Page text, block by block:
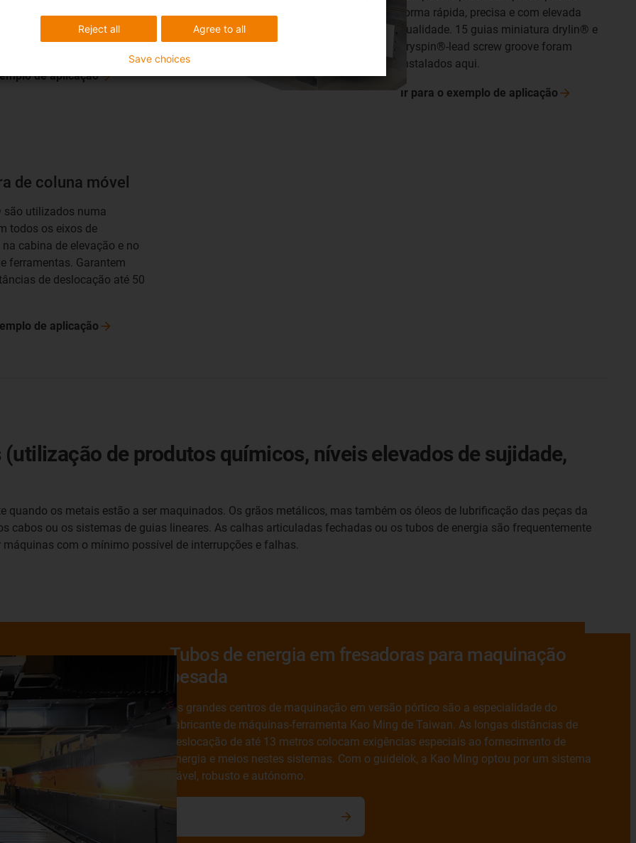
seguro de energia aos seis
torno da Gildemeister
deaplicação
forma rápida, precisa e com elevada
qualidade. 15 guias miniatura drylin® e
dryspin®-lead screw groove foram
instalados aqui.
Ir para o exemplo de aplicação
de coluna móvel
são utilizados numa
todos os eixos de
na cabina de elevação e no
ferramentas. Garantem
de deslocação até 50
de aplicação
de produtos químicos, níveis elevados de sujidade,
os metais estão a ser maquinados. Os grãos metálicos, mas também os óleos de lubrificação das peças da
cabos ou os sistemas de guias lineares. As calhas articuladas fechadas ou os tubos de energia são frequentemente
com o mínimo possível de interrupções e falhas.
Tubos de energia em fresadoras para maquinação
pesada
Os grandes centros de maquinação em versão pórtico são a especialidade do
fabricante de máquinas-ferramenta Kao Ming de Taiwan. As longas distâncias de
deslocação de até 13 metros colocam exigências especiais ao fornecimento de
energia e meios nestes sistemas. Com o guidelok, a Kao Ming optou por um sistema
fiável, robusto e autónomo.
Agree to all
Reject all
Save choices